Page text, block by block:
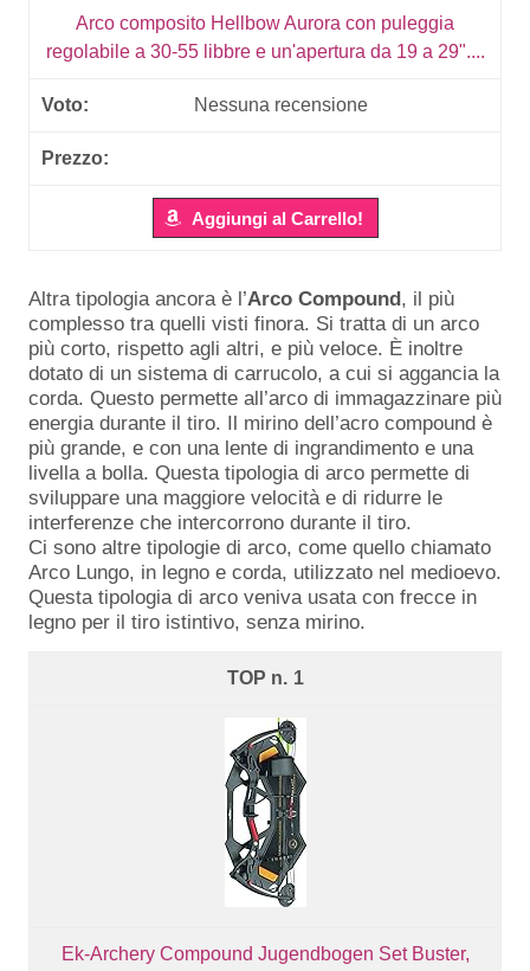
Arco composito Hellbow Aurora con puleggia
regolabile a 30-55 libbre e un'apertura da 19 a 29"....
Nessuna recensione
Aggiungi al Carrello!
Altra tipologia ancora è l’Arco Compound, il più
complesso tra quelli visti finora. Si tratta di un arco
più corto, rispetto agli altri, e più veloce. È inoltre
dotato di un sistema di carrucolo, a cui si aggancia la
corda. Questo permette all’arco di immagazzinare più
energia durante il tiro. Il mirino dell’acro compound è
più grande, e con una lente di ingrandimento e una
livella a bolla. Questa tipologia di arco permette di
sviluppare una maggiore velocità e di ridurre le
interferenze che intercorrono durante il tiro.
Ci sono altre tipologie di arco, come quello chiamato
Arco Lungo, in legno e corda, utilizzato nel medioevo.
Questa tipologia di arco veniva usata con frecce in
legno per il tiro istintivo, senza mirino.
1
Ek-Archery Compound Jugendbogen Set Buster,